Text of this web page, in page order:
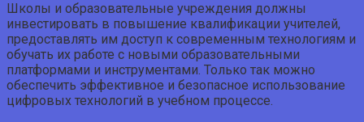
Школы и образовательные учреждения должны
инвестировать в повышение квалификации учителей,
предоставлять им доступ к современным технологиям и
обучать их работе с новыми образовательными
платформами и инструментами. Только так можно
обеспечить эффективное и безопасное использование
цифровых технологий в учебном процессе.